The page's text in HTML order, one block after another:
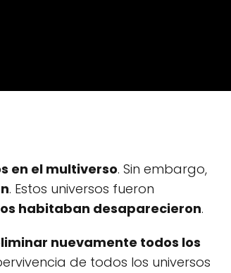
en el multiverso. Sin embargo,
. Estos universos fueron
habitaban desaparecieron.
nuevamente todos los
de todos los universos